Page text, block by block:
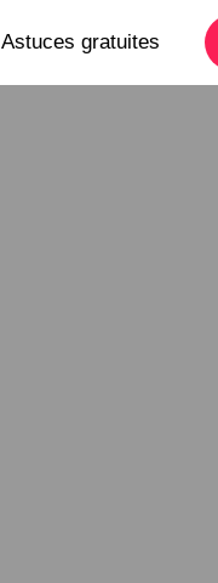
Astuces gratuites